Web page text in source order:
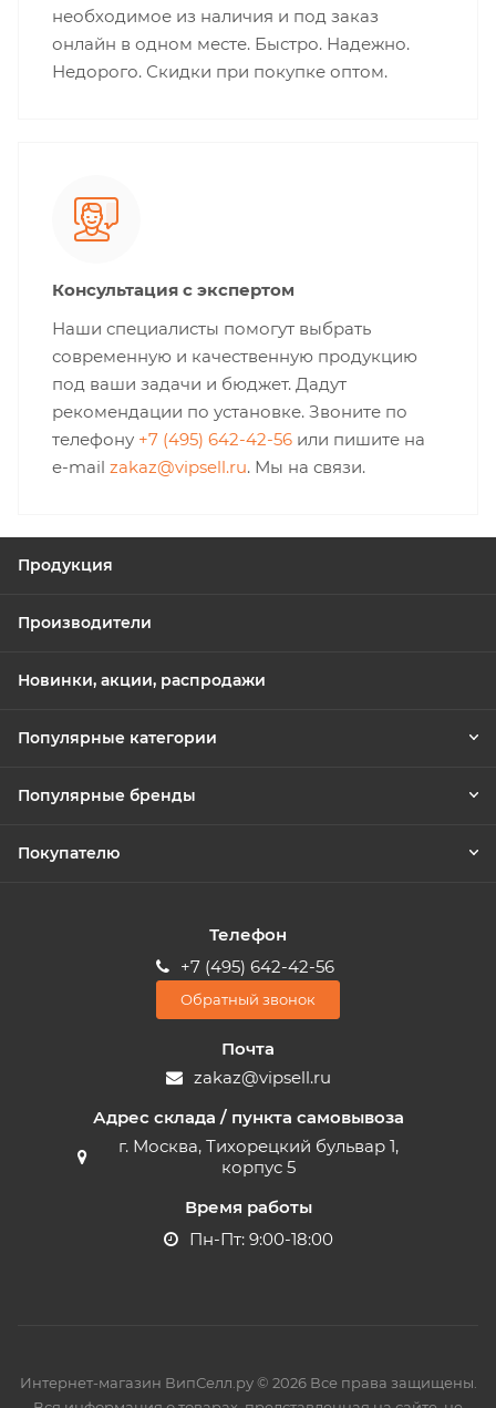
необходимое из наличия и под заказ
онлайн в одном месте. Быстро. Надежно.
Недорого. Скидки при покупке оптом.
Консультация с экспертом
Наши специалисты помогут выбрать
современную и качественную продукцию
под ваши задачи и бюджет. Дадут
рекомендации по установке. Звоните по
телефону +7 (495) 642-42-56 или пишите на
e-mail zakaz@vipsell.ru. Мы на связи.
Продукция
Производители
Новинки, акции, распродажи
Популярные категории
Популярные бренды
Покупателю
Телефон
+7 (495) 642-42-56
Обратный звонок
Почта
zakaz@vipsell.ru
Адрес склада / пункта самовывоза
г. Москва, Тихорецкий бульвар 1,
корпус 5
Время работы
Пн-Пт: 9:00-18:00
Интернет-магазин ВипСелл.ру © 2026 Все права защищены.